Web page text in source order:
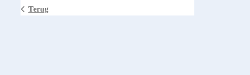
Terug